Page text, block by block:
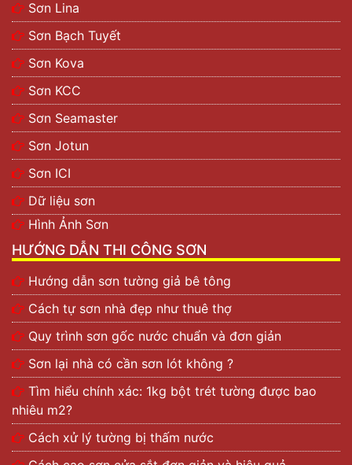
Sơn Lina
Sơn Bạch Tuyết
Sơn Kova
Sơn KCC
Sơn Seamaster
Sơn Jotun
Sơn ICI
Dữ liệu sơn
Hình Ảnh Sơn
HƯỚNG DẪN THI CÔNG SƠN
Hướng dẫn sơn tường giả bê tông
Cách tự sơn nhà đẹp như thuê thợ
Quy trình sơn gốc nước chuẩn và đơn giản
Sơn lại nhà có cần sơn lót không ?
Tìm hiểu chính xác: 1kg bột trét tường được bao
nhiêu m2?
Cách xử lý tường bị thấm nước